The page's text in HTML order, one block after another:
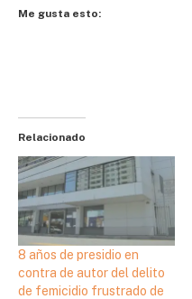
Me gusta esto:
Relacionado
8 años de presidio en
contra de autor del delito
de femicidio frustrado de